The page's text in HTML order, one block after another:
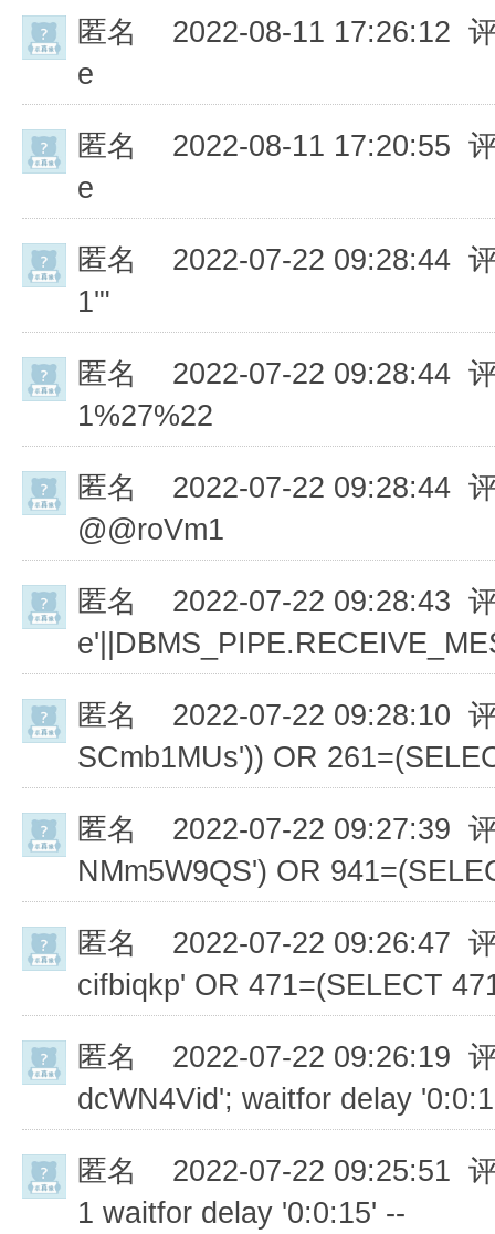
匿名 2022-08-11 17:26:12
e
匿名 2022-08-11 17:20:55
e
匿名 2022-07-22 09:28:44
1'"
匿名 2022-07-22 09:28:44
1%27%22
匿名 2022-07-22 09:28:44
@@roVm1
匿名 2022-07-22 09:28:43
匿名 2022-07-22 09:28:10
SCmb1MUs')) OR
匿名 2022-07-22 09:27:39
NMm5W9QS') OR
匿名 2022-07-22 09:26:47
cifbiqkp' OR 471=(SELECT
匿名 2022-07-22 09:26:19
dcWN4Vid'; waitfor delay
匿名 2022-07-22 09:25:51
1 waitfor delay '0:0:15' --